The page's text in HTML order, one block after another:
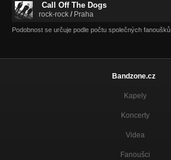
Call Off The Dogs
rock-rock / Praha
Podobnost se určuje podle počtu společných fanoušků.
Bandzone.cz
Kapely
Koncerty
Videa
Fanoušci